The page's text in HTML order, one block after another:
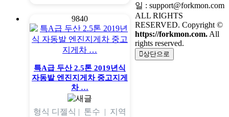
9840
특A급 두산 2.5톤 2019년식
자동발 엔진지게차 중고지게
차 …
형식 디젤식 | 톤수 | 지역
일 : support@forkmon.com
ALL RIGHTS
RESERVED. Copyright ©
https://forkmon.com.All
rights reserved.
상단으로